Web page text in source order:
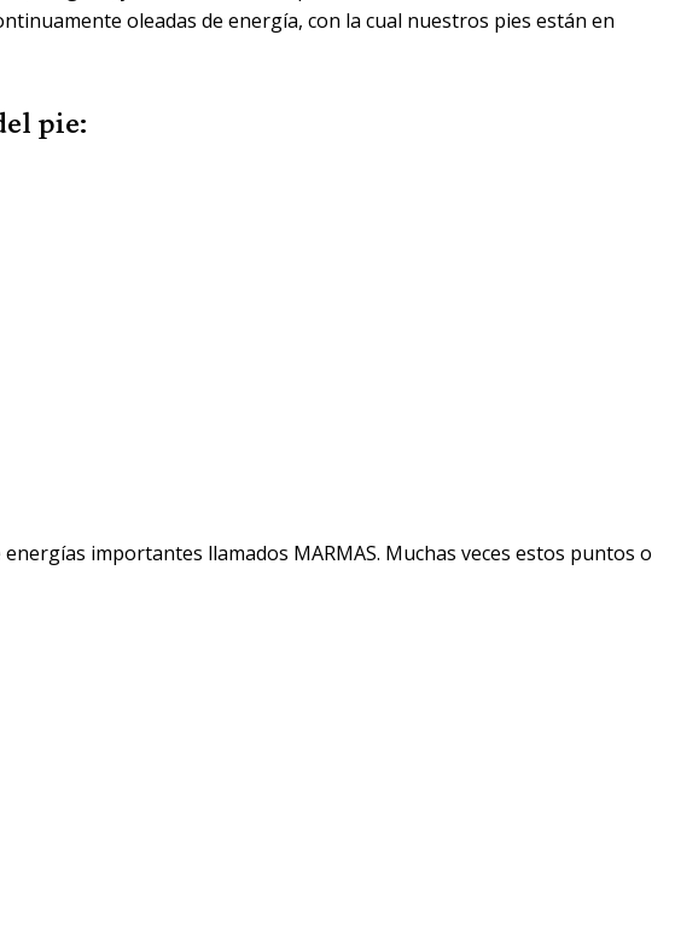
oleadas de energía, con la cual nuestros pies están en
pie:
importantes llamados MARMAS. Muchas veces estos puntos o